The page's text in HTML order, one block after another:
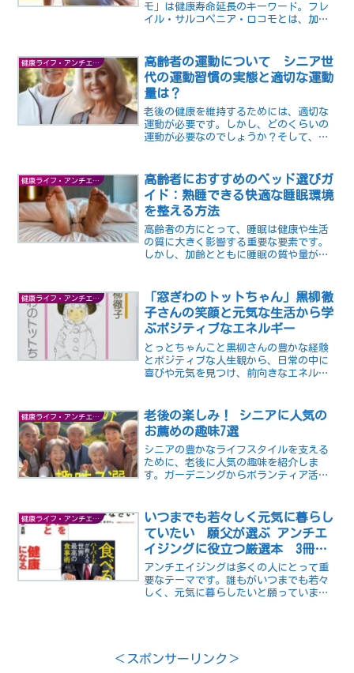
モ」は健康寿命延長のキーワード。フレ
イル・サルコペニア・ロコモとは、加齢
記事では、その違いと予防法について解
説します。
健康ライフ・アンチエイジング
高齢者の運動について シニア世
代の運動習慣の実態と適切な運動
量は？
老後の健康を維持するためには、適切な
運動が必要です。しかし、どのくらいの
運動が必要なのでしょうか？そして、ど
とWHO(世界保健機構）が推奨している適
切な運動量についてご紹介します。
健康ライフ・アンチエイジング
高齢者におすすめのベッド選びガ
イド：熟睡できる快適な睡眠環境
を整える方法
高齢者の方にとって、睡眠は健康や生活
の質に大きく影響する重要な要素です。
しかし、加齢とともに睡眠の質や量が低
おすすめのベッド選びのポイントや、熟
睡できる快適な睡眠環境を整える方法を
ご紹介します。
健康ライフ・アンチエイジング
「窓ぎわのトットちゃん」黒柳徹
子さんの笑顔と元気な生活から学
ぶポジティブなエネルギー
とっとちゃんこと黒柳さんの豊かな経験
とポジティブな人生観から、日常の中に
喜びや元気を見つけ、前向きなエネルギ
見し、より充実した日々を過ごすための
ヒントを得ましょう。
健康ライフ・アンチエイジング
老後の楽しみ！ シニアに人気の
お薦めの趣味7選
シニアの豊かなライフスタイルを支える
ために、老後に人気の趣味を紹介しま
す。ガーデニングからボランティア活動
ュし、新たな楽しみを見つけましょう！
健康ライフ・アンチエイジング
いつまでも若々しく元気に暮らし
ていたい 願父が選ぶ アンチエ
イジングに役立つ厳選本 3冊
その１
アンチエイジングは多くの人にとって重
要なテーマです。誰もがいつまでも若々
しく、元気に暮らしたいと願っていま
す。
＜スポンサーリンク＞